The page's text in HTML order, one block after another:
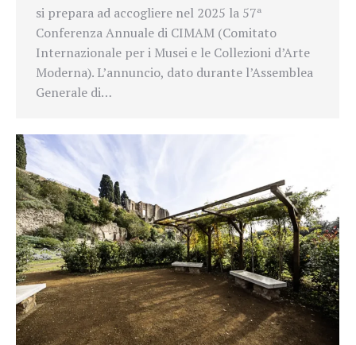
si prepara ad accogliere nel 2025 la 57ª
Conferenza Annuale di CIMAM (Comitato
Internazionale per i Musei e le Collezioni d’Arte
Moderna). L’annuncio, dato durante l’Assemblea
Generale di…